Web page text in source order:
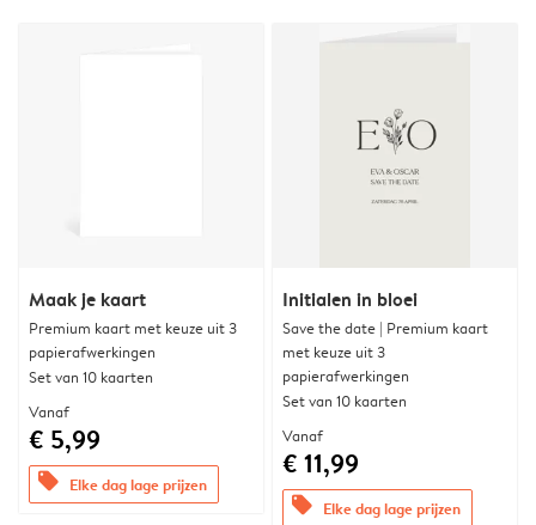
Maak je kaart
Premium kaart met keuze uit 3
papierafwerkingen
Set van 10 kaarten
Vanaf
€ 5,99
offers Elke dag lage prijzen
Initialen in bloei
Save the date | Premium kaart
met keuze uit 3
papierafwerkingen
Set van 10 kaarten
Vanaf
€ 11,99
offers Elke dag lage prijzen